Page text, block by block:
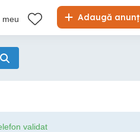
Adaugă anunț
meu
validat